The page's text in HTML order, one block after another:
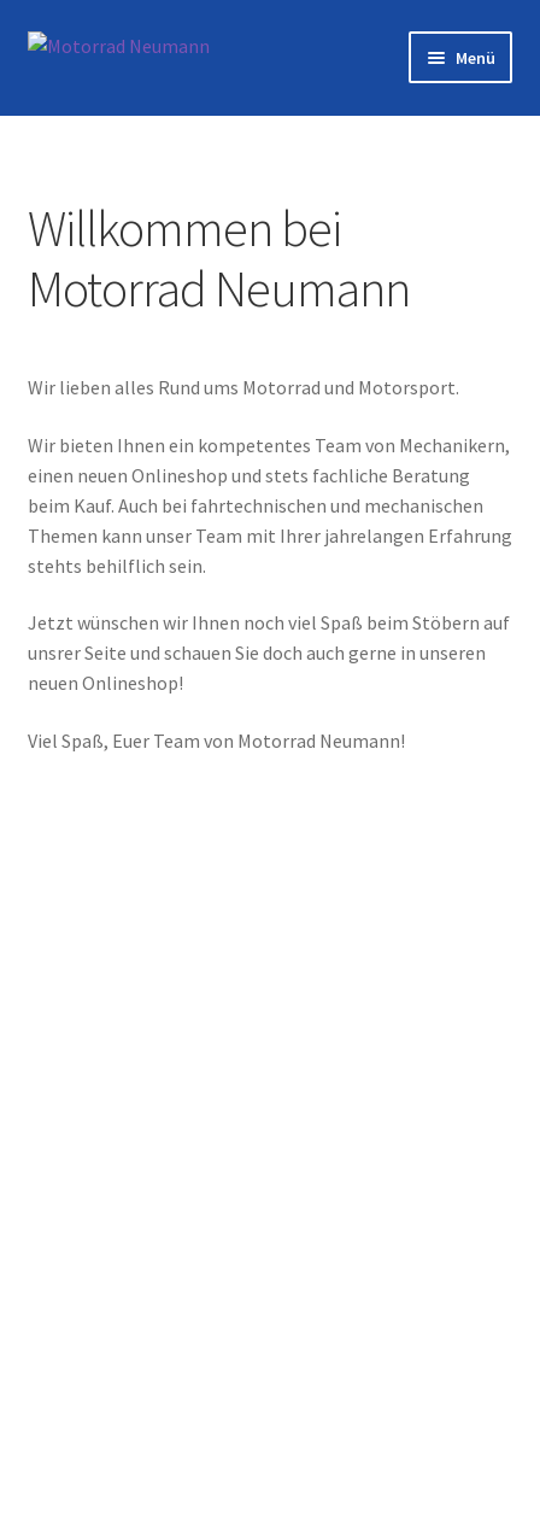
Zur
Zum
Menü
Startseite
Veranstaltungen
Motorräder
Galerie
Kontakt
Willkommen bei
Motorrad Neumann
Wir lieben alles Rund ums Motorrad und Motorsport.
Wir bieten Ihnen ein kompetentes Team von Mechanikern,
einen neuen Onlineshop und stets fachliche Beratung
beim Kauf. Auch bei fahrtechnischen und mechanischen
Themen kann unser Team mit Ihrer jahrelangen Erfahrung
stehts behilflich sein.
Jetzt wünschen wir Ihnen noch viel Spaß beim Stöbern auf
unsrer Seite und schauen Sie doch auch gerne in unseren
neuen Onlineshop!
Viel Spaß, Euer Team von Motorrad Neumann!